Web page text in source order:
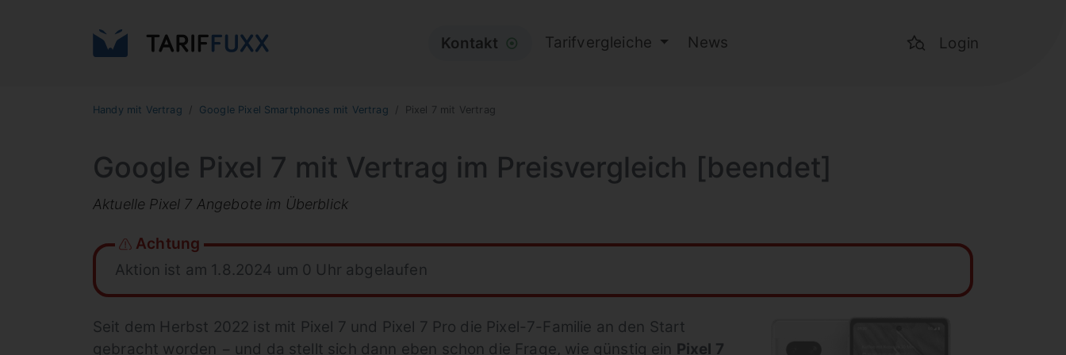
Kontakt ⦿ Tarifvergleiche News Login
Handy mit Vertrag Google Pixel Smartphones mit Vertrag Pixel 7 mit Vertrag
Google Pixel 7 mit Vertrag im Preisvergleich [beendet]
Aktuelle Pixel 7 Angebote im Überblick
Achtung
Aktion ist am 1.8.2024 um 0 Uhr abgelaufen
Seit dem Herbst 2022 ist mit Pixel 7 und Pixel 7 Pro die Pixel-7-Familie an den Start
gebracht worden − und da stellt sich dann eben schon die Frage, wie günstig ein Pixel 7